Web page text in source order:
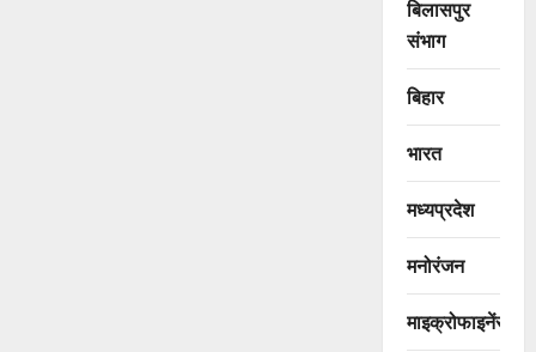
बिलासपुर
संभाग
बिहार
भारत
मध्यप्रदेश
मनोरंजन
माइक्रोफाइनेंस